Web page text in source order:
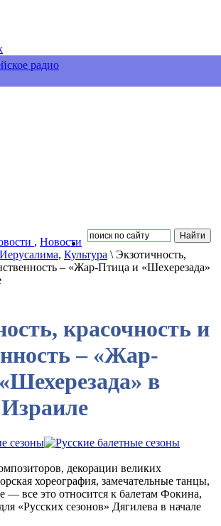
радио
, Новости
, Культура \ Экзотичность,
– «Жар-Птица и «Шехерезада»
красочность и
– «Жар-
в
декорации великих
хореография, замечательные танцы,
— все это относится к балетам Фокина,
«Русских сезонов» Дягилева в начале